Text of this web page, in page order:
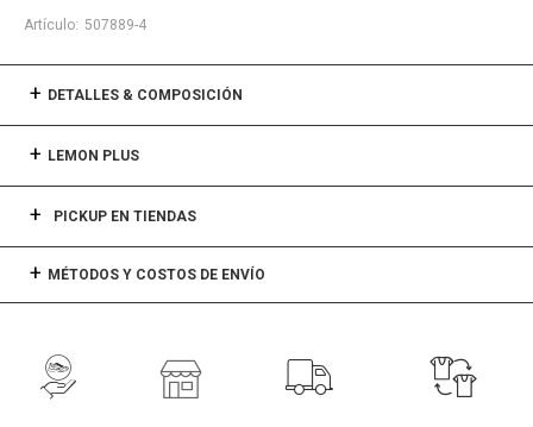
507889-4
DETALLES & COMPOSICIÓN
LEMON PLUS
PICKUP EN TIENDAS
MÉTODOS Y COSTOS DE ENVÍO